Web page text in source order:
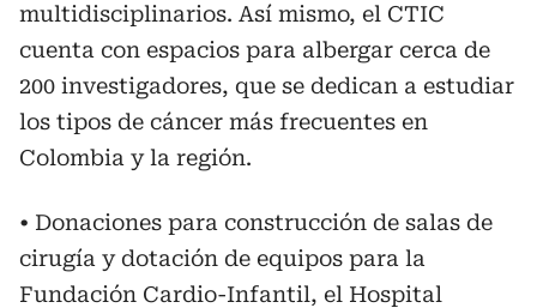
multidisciplinarios. Así mismo, el CTIC
cuenta con espacios para albergar cerca de
200 investigadores, que se dedican a estudiar
los tipos de cáncer más frecuentes en
Colombia y la región.
• Donaciones para construcción de salas de
cirugía y dotación de equipos para la
Fundación Cardio-Infantil, el Hospital